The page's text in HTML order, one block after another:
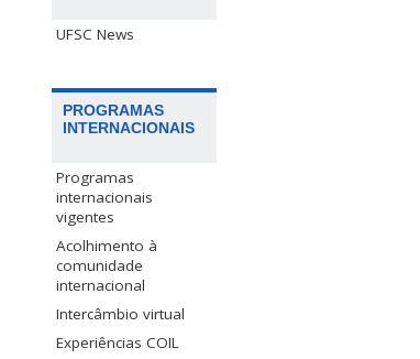
UFSC News
PROGRAMAS
INTERNACIONAIS
Programas
internacionais
vigentes
Acolhimento à
comunidade
internacional
Intercâmbio virtual
Experiências COIL